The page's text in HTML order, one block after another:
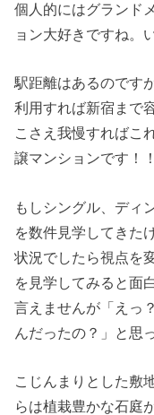
個人的にはグランド
ョン大好きですね。
駅距離はあるのです
利用すれば新宿まで
こさえ我慢すればこ
譲マンションです！！
もしシングル、ディ
を数件見学してきた
状況でしたら視点を
を見学してみると面
言えませんが「えっ
んだったの？」と思
こじんまりとした敷
らは植栽豊かな石庭